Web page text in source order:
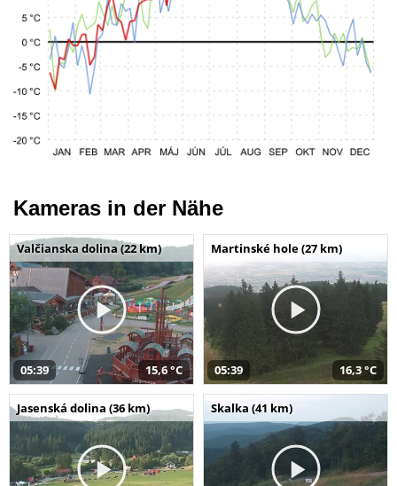
Kameras in der Nähe
Valčianska dolina (22 km)
05:39 15,6 °C
Martinské hole (27 km)
05:39 16,3 °C
Jasenská dolina (36 km) Skalka (41 km)